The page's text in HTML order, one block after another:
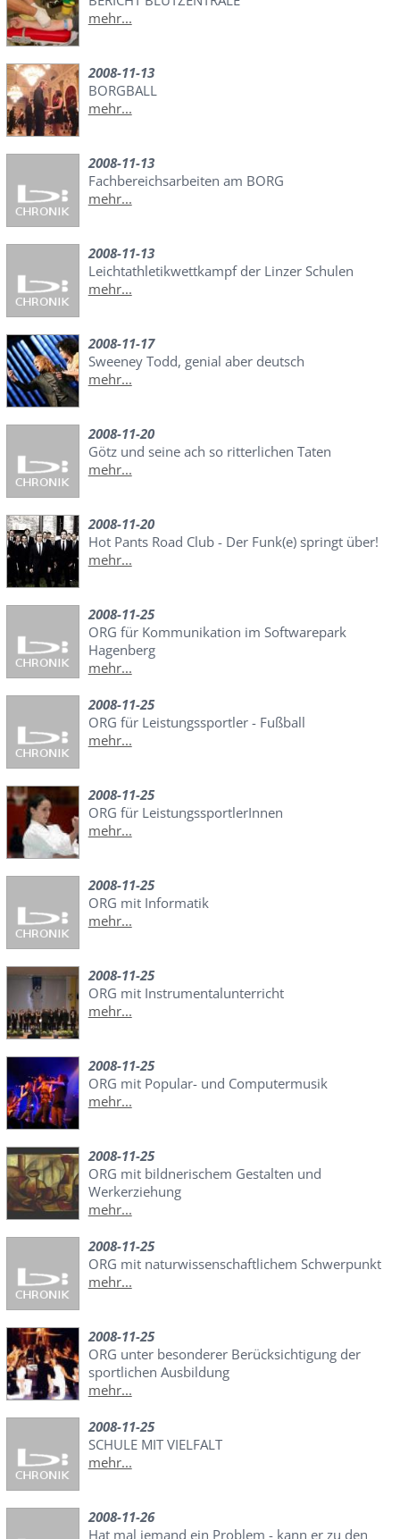
mehr...
2008-11-13
BORGBALL
mehr...
2008-11-13
Fachbereichsarbeiten am BORG
mehr...
2008-11-13
Leichtathletikwettkampf der Linzer Schulen
mehr...
2008-11-17
Sweeney Todd, genial aber deutsch
mehr...
2008-11-20
Götz und seine ach so ritterlichen Taten
mehr...
2008-11-20
Hot Pants Road Club - Der Funk(e) springt über!
mehr...
2008-11-25
ORG für Kommunikation im Softwarepark
Hagenberg
mehr...
2008-11-25
ORG für Leistungssportler - Fußball
mehr...
2008-11-25
ORG für LeistungssportlerInnen
mehr...
2008-11-25
ORG mit Informatik
mehr...
2008-11-25
ORG mit Instrumentalunterricht
mehr...
2008-11-25
ORG mit Popular- und Computermusik
mehr...
2008-11-25
ORG mit bildnerischem Gestalten und
Werkerziehung
mehr...
2008-11-25
ORG mit naturwissenschaftlichem Schwerpunkt
mehr...
2008-11-25
ORG unter besonderer Berücksichtigung der
sportlichen Ausbildung
mehr...
2008-11-25
SCHULE MIT VIELFALT
mehr...
2008-11-26
Hat mal jemand ein Problem - kann er zu den